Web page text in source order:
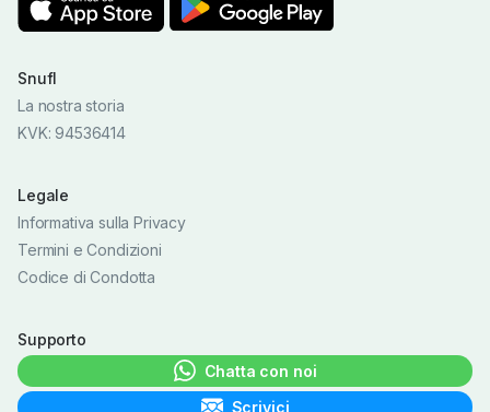
Snufl
La nostra storia
KVK: 94536414
Legale
Informativa sulla Privacy
Termini e Condizioni
Codice di Condotta
Supporto
Chatta con noi
Scrivici